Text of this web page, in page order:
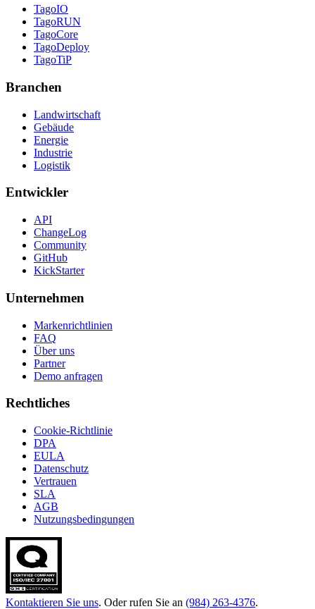
TagoIO
TagoRUN
TagoCore
TagoDeploy
TagoTiP
Branchen
Landwirtschaft
Gebäude
Energie
Industrie
Logistik
Entwickler
API
ChangeLog
Community
GitHub
KickStarter
Unternehmen
Markenrichtlinien
FAQ
Über uns
Partner
Demo anfragen
Rechtliches
Cookie-Richtlinie
DPA
EULA
Datenschutz
Vertrauen
SLA
AGB
Nutzungsbedingungen
Kontaktieren Sie uns. Oder rufen Sie an (984) 263-4376.